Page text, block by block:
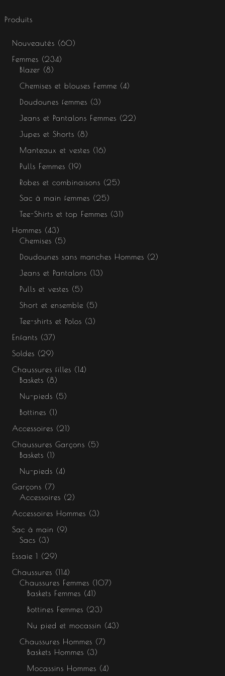
Produits
Nouveautés
60
Femmes
234
Blazer
8
Chemises et blouses Femme
4
Doudounes femmes
3
Jeans et Pantalons Femmes
22
Jupes et Shorts
8
Manteaux et vestes
16
Pulls Femmes
19
Robes et combinaisons
25
Sac à main femmes
25
Tee-Shirts et top Femmes
31
Hommes
43
Chemises
5
Doudounes sans manches Hommes
2
Jeans et Pantalons
13
Pulls et vestes
5
Short et ensemble
5
Tee-shirts et Polos
3
Enfants
37
Soldes
29
Chaussures filles
14
Baskets
8
Nu-pieds
5
Bottines
1
Accessoires
21
Chaussures Garçons
5
Baskets
1
Nu-pieds
4
Garçons
7
Accessoires
2
Accessoires Hommes
3
Sac à main
9
Sacs
3
Essaie 1
29
Chaussures
114
Chaussures Femmes
107
Baskets Femmes
41
Bottines Femmes
23
Nu pied et mocassin
43
Chaussures Hommes
7
Baskets Hommes
3
Mocassins Hommes
4